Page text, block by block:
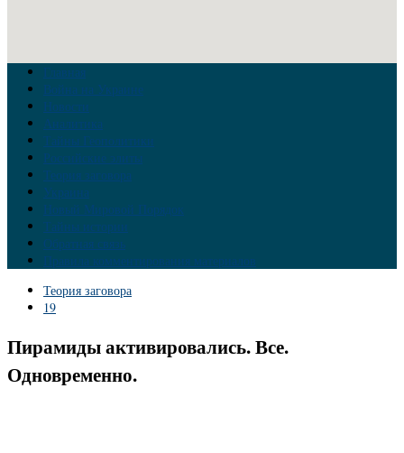
Главная
Война на Украине
Новости
Аналитика
Тайны Геополитики
Российские элиты
Теория заговора
Украина
Новый Мировой Порядок
Тайны истории
Обратная связь
Правила комментирования материалов
Теория заговора
19
Пирамиды активировались. Все.
Одновременно.